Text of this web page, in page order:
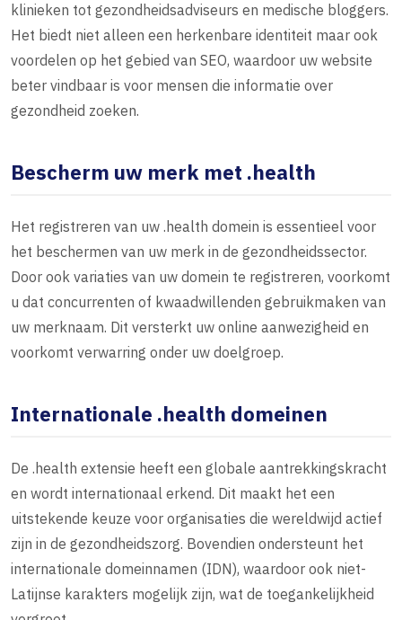
klinieken tot gezondheidsadviseurs en medische bloggers.
Het biedt niet alleen een herkenbare identiteit maar ook
voordelen op het gebied van SEO, waardoor uw website
beter vindbaar is voor mensen die informatie over
gezondheid zoeken.
Bescherm uw merk met .health
Het registreren van uw .health domein is essentieel voor
het beschermen van uw merk in de gezondheidssector.
Door ook variaties van uw domein te registreren, voorkomt
u dat concurrenten of kwaadwillenden gebruikmaken van
uw merknaam. Dit versterkt uw online aanwezigheid en
voorkomt verwarring onder uw doelgroep.
Internationale .health domeinen
De .health extensie heeft een globale aantrekkingskracht
en wordt internationaal erkend. Dit maakt het een
uitstekende keuze voor organisaties die wereldwijd actief
zijn in de gezondheidszorg. Bovendien ondersteunt het
internationale domeinnamen (IDN), waardoor ook niet-
Latijnse karakters mogelijk zijn, wat de toegankelijkheid